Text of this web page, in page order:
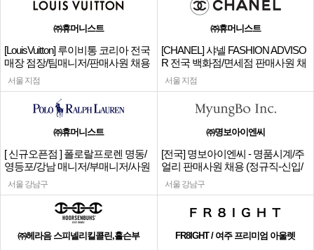
㈜휴머니스트
[LouisVuitton] 루이비통 코리아 전국
매장 점장/팀매니저/판매사원 채용
서울 지점
㈜휴머니스트
[CHANEL] 샤넬 FASHION ADVISO
R 전국 백화점/면세점 판매사원 채
용
서울 지점
㈜휴머니스트
[ 신규오픈점 ] 폴로랄프로렌 명동/
영등포/강남 매니저/부매니저/사원
서울 강남구
㈜명보아이엔씨
[전국] 명보아이엔씨 - 명품시계/주
얼리 판매사원 채용 (정규직-신입/
경력)
서울 강남구
㈜헤라음 스피넬리킬콜린,홀슨부 FR8IGHT / 여주 프리미엄 아울렛